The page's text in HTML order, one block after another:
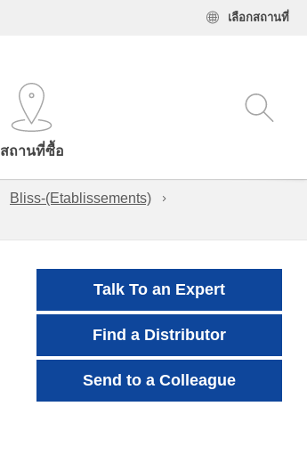
เลือกสถานที่
สถานที่ซื้อ
Bliss-(Etablissements)
Talk To an Expert
Find a Distributor
Send to a Colleague